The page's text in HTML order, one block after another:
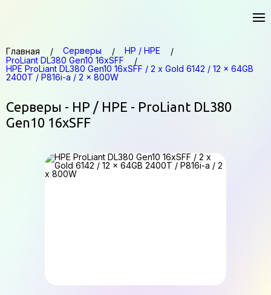
Главная Серверы
HP / HPE
ProLiant DL380 Gen10 16xSFF
HPE ProLiant DL380 Gen10 16xSFF / 2 x Gold 6142 / 12 x 64GB
2400T / P816i-a / 2 x 800W
Серверы - HP / HPE - ProLiant DL380
Gen10 16xSFF